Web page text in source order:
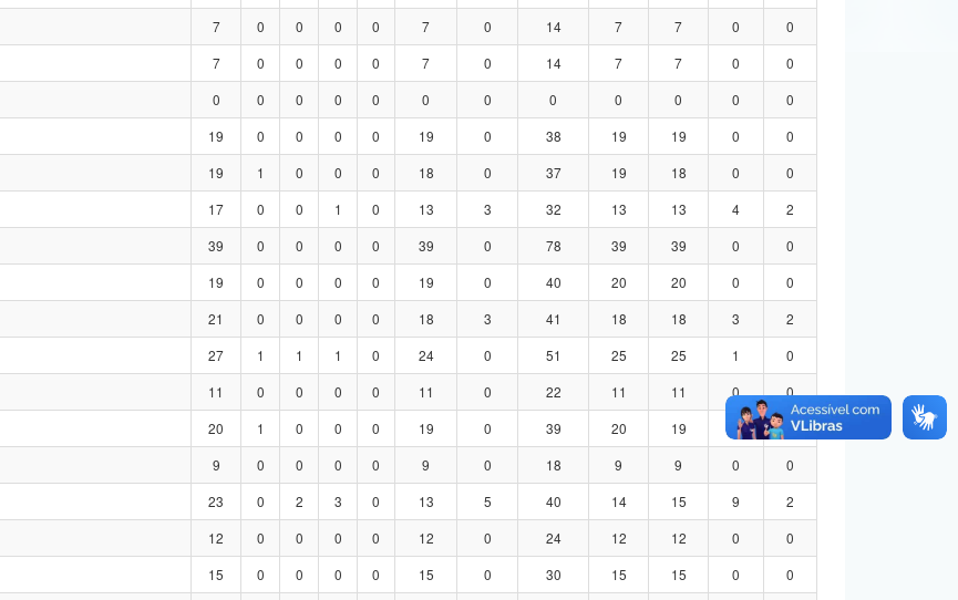
7 0 0 0 0 7 0 14 7 7 0
0
7 0 0 0 0 7 0 14 7 7 0
0
0 0 0 0 0 0 0 0 0 0 0
0
19 0 0 0 0 19 0 38 19 19 0
0
19 1 0 0 0 18 0 37 19 18 0
0
17 0 0 1 0 13 3 32 13 13 4
2
39 0 0 0 0 39 0 78 39 39 0
0
19 0 0 0 0 19 0 40 20 20 0
0
21 0 0 0 0 18 3 41 18 18 3
2
27 1 1 1 0 24 0 51 25 25 1
0
11 0 0 0 0 11 0 22 11 11 0
0
20 1 0 0 0 19 0 39 20 19 0
0
9 0 0 0 0 9 0 18 9 9 0
0
23 0 2 3 0 13 5 40 14 15 9
2
12 0 0 0 0 12 0 24 12 12 0
0
15 0 0 0 0 15 0 30 15 15 0
0